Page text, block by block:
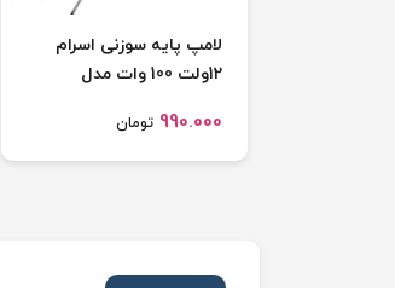
لامپ پایه سوزنی اسرام
12ولت 100 وات مدل
تومان990.000